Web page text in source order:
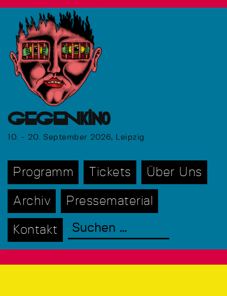
GEGENkino
10. - 20. September 2026, Leipzig
Programm Tickets Über Uns
Archiv Pressematerial
Kontakt